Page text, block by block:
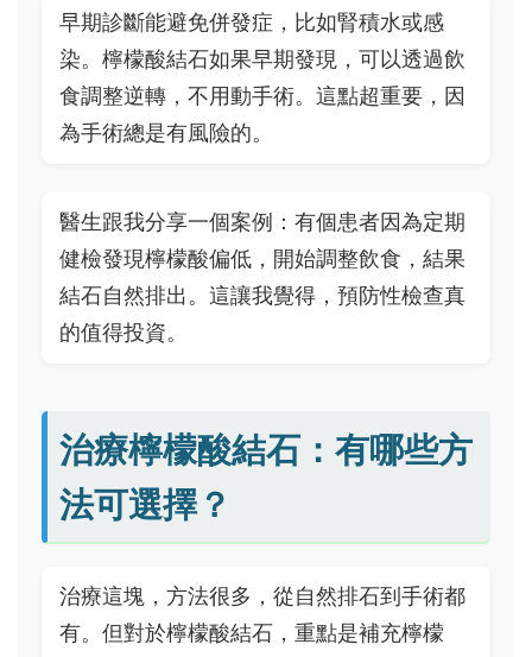
早期診斷能避免併發症，比如腎積水或感
染。檸檬酸結石如果早期發現，可以透過飲
食調整逆轉，不用動手術。這點超重要，因
為手術總是有風險的。
醫生跟我分享一個案例：有個患者因為定期
健檢發現檸檬酸偏低，開始調整飲食，結果
結石自然排出。這讓我覺得，預防性檢查真
的值得投資。
治療檸檬酸結石：有哪些方
法可選擇？
治療這塊，方法很多，從自然排石到手術都
有。但對於檸檬酸結石，重點是補充檸檬